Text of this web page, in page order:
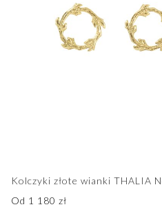
Kolczyki złote wianki THALIA
Od 1 180 zł